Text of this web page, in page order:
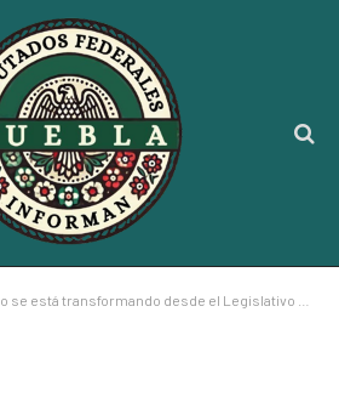
desde el Legislativo y es importante comunicar al pueblo lo que sucede: Sergio Gutiérrez